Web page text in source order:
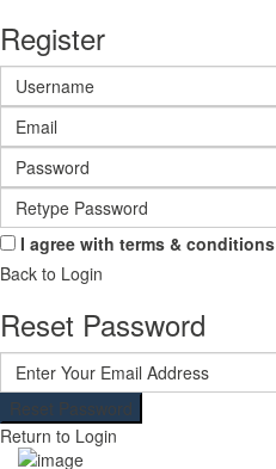
Register
I agree with terms & conditions
Back to Login
Reset Password
Reset Password
Return to Login